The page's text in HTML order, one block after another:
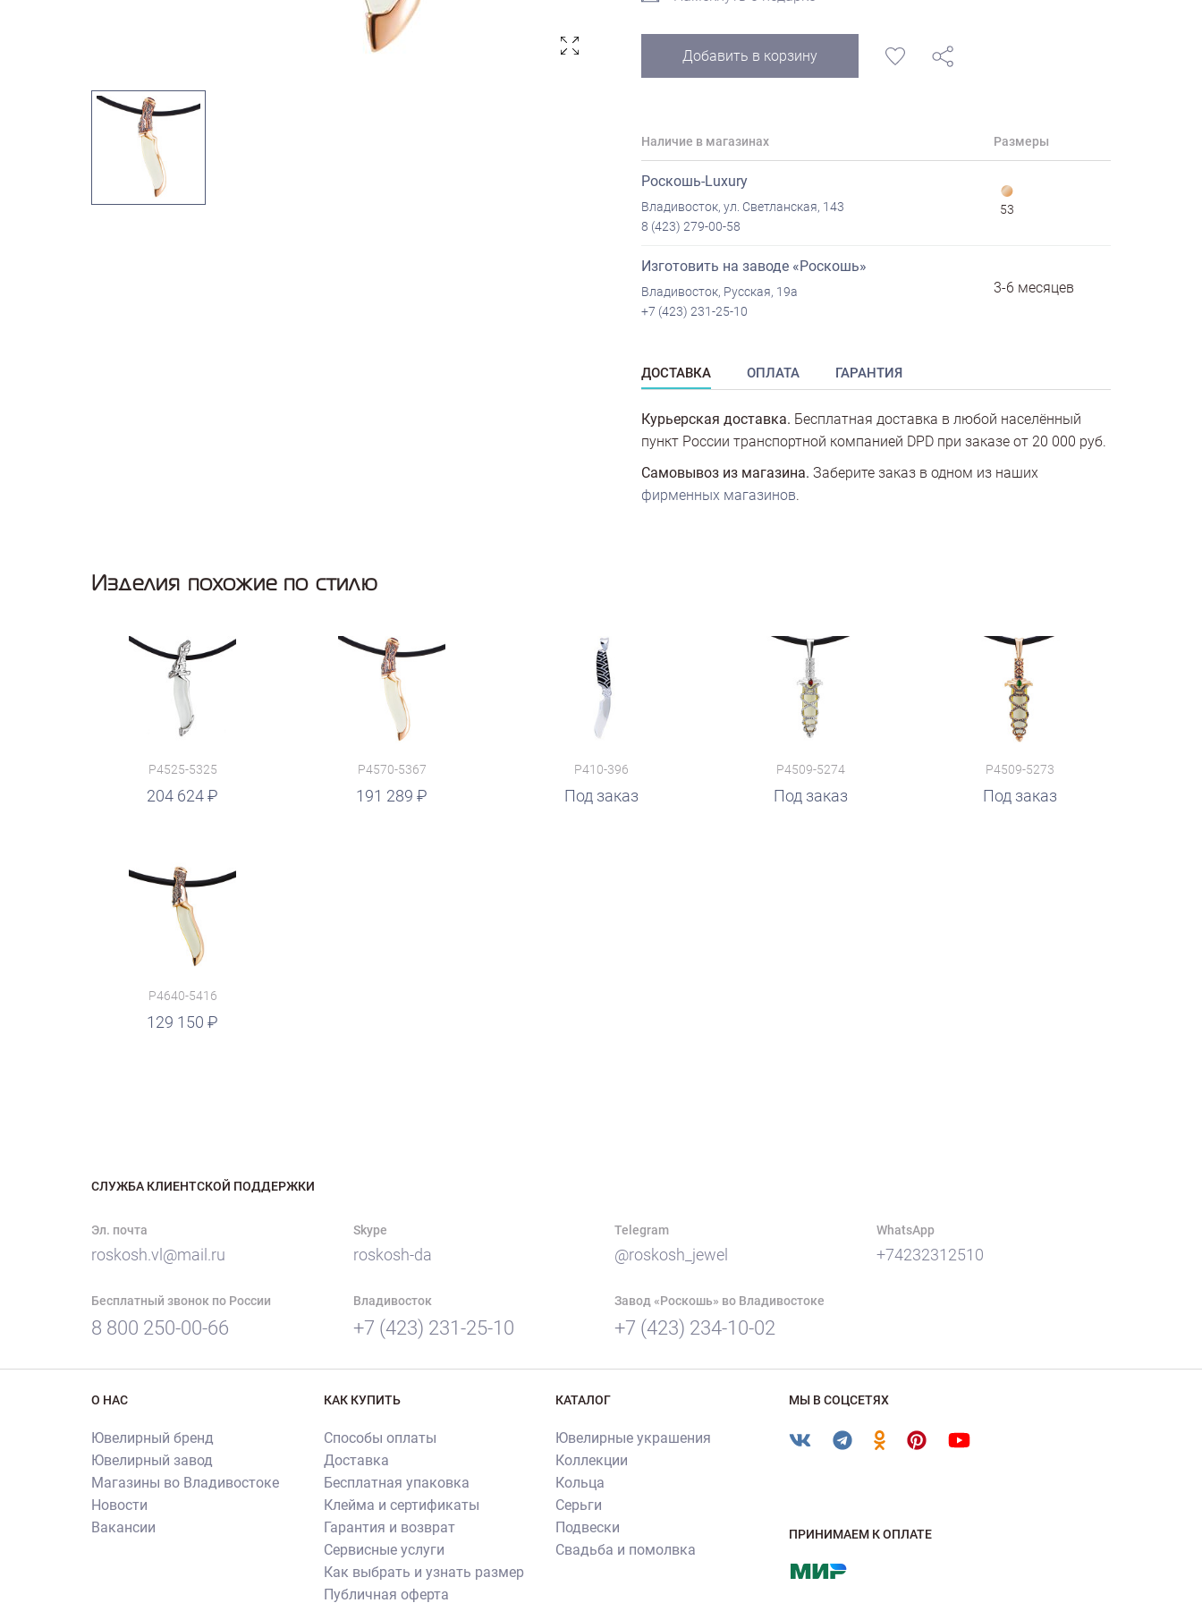
Добавить в корзину
Наличие в магазинах Размеры
Роскошь-Luxury
Владивосток, ул. Светланская, 143
8 (423) 279-00-58
53
Изготовить на заводе «Роскошь»
Владивосток, Русская, 19а
+7 (423) 231-25-10
3-6 месяцев
ДОСТАВКА ОПЛАТА ГАРАНТИЯ
Курьерская доставка. Бесплатная доставка в любой населённый
пункт России транспортной компанией DPD при заказе от 20 000 руб.
Самовывоз из магазина. Заберите заказ в одном из наших
фирменных магазинов.
Изделия похожие по стилю
P4525-5325
204 624
P4570-5367
191 289
руб.
P410-396
Под заказ
P4509-5274
Под заказ
P4509-5273
Под заказ
P4640-5416
129 150
СЛУЖБА КЛИЕНТСКОЙ ПОДДЕРЖКИ
Эл. почта
roskosh.vl@mail.ru
Skype
roskosh-da
Telegram
@roskosh_jewel
WhatsApp
+74232312510
Бесплатный звонок по России
8 800 250-00-66
Владивосток
+7 (423) 231-25-10
Завод «Роскошь» во Владивостоке
+7 (423) 234-10-02
О НАС
Ювелирный бренд
Ювелирный завод
Магазины во Владивостоке
Новости
Вакансии
КАК КУПИТЬ
Способы оплаты
Доставка
Бесплатная упаковка
Клейма и сертификаты
Гарантия и возврат
Сервисные услуги
Как выбрать и узнать размер
Публичная оферта
КАТАЛОГ
Ювелирные украшения
Коллекции
Кольца
Серьги
Подвески
Свадьба и помолвка
МЫ В СОЦСЕТЯХ
ПРИНИМАЕМ К ОПЛАТЕ